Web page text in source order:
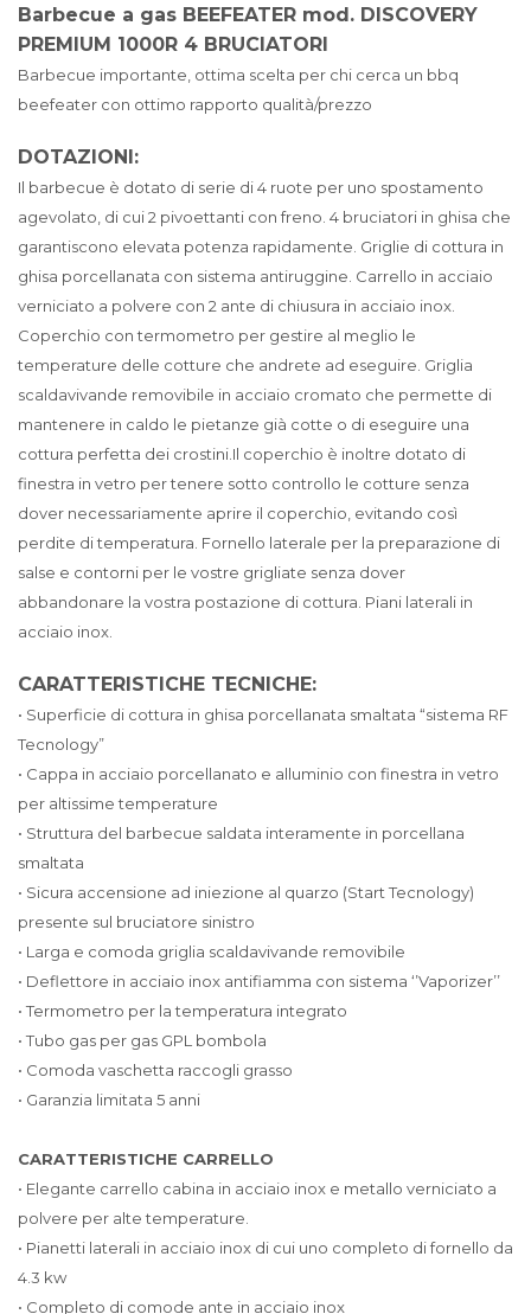
Barbecue a gas BEEFEATER mod. DISCOVERY
PREMIUM 1000R 4 BRUCIATORI
Barbecue importante, ottima scelta per chi cerca un bbq
beefeater con ottimo rapporto qualità/prezzo
DOTAZIONI:
Il barbecue è dotato di serie di 4 ruote per uno spostamento
agevolato, di cui 2 pivoettanti con freno. 4 bruciatori in ghisa che
garantiscono elevata potenza rapidamente. Griglie di cottura in
ghisa porcellanata con sistema antiruggine. Carrello in acciaio
verniciato a polvere con 2 ante di chiusura in acciaio inox.
Coperchio con termometro per gestire al meglio le
temperature delle cotture che andrete ad eseguire. Griglia
scaldavivande removibile in acciaio cromato che permette di
mantenere in caldo le pietanze già cotte o di eseguire una
cottura perfetta dei crostini.Il coperchio è inoltre dotato di
finestra in vetro per tenere sotto controllo le cotture senza
dover necessariamente aprire il coperchio, evitando così
perdite di temperatura. Fornello laterale per la preparazione di
salse e contorni per le vostre grigliate senza dover
abbandonare la vostra postazione di cottura. Piani laterali in
acciaio inox.
CARATTERISTICHE TECNICHE:
• Superficie di cottura in ghisa porcellanata smaltata “sistema RF
Tecnology”
• Cappa in acciaio porcellanato e alluminio con finestra in vetro
per altissime temperature
• Struttura del barbecue saldata interamente in porcellana
smaltata
• Sicura accensione ad iniezione al quarzo (Start Tecnology)
presente sul bruciatore sinistro
• Larga e comoda griglia scaldavivande removibile
• Deflettore in acciaio inox antifiamma con sistema ‘’Vaporizer’’
• Termometro per la temperatura integrato
• Tubo gas per gas GPL bombola
• Comoda vaschetta raccogli grasso
• Garanzia limitata 5 anni
CARATTERISTICHE CARRELLO
• Elegante carrello cabina in acciaio inox e metallo verniciato a
polvere per alte temperature.
• Pianetti laterali in acciaio inox di cui uno completo di fornello da
4.3 kw
• Completo di comode ante in acciaio inox